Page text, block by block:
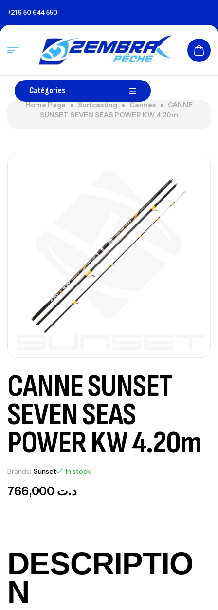
+216 50 644 550
Catégories
Home Page Surfcasting Cannes
CANNE
SUNSET SEVEN SEAS POWER KW 4.20m
CANNE SUNSET
SEVEN SEAS
POWER KW 4.20m
Brands: Sunset In stock
د.ت
DESCRIPTIO
N